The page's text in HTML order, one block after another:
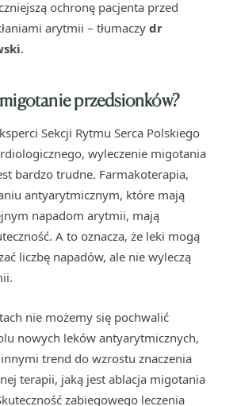
ochronę pacjenta przed
arytmii – tłumaczy dr
.
przedsionków?
Sekcji Rytmu Serca Polskiego
wyleczenie migotania
bardzo trudne. Farmakoterapia,
antyarytmicznym, które mają
napadom arytmii, mają
A to oznacza, że leki mogą
liczbę napadów, ale nie wyleczą
nie możemy się pochwalić
nowych leków antyarytmicznych,
trend do wzrostu znaczenia
terapii, jaką jest ablacja migotania
zabiegowego leczenia